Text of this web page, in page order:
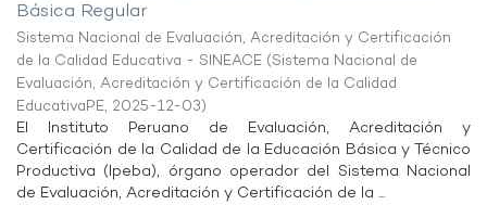
Básica Regular
Sistema Nacional de Evaluación, Acreditación y Certificación
de la Calidad Educativa - SINEACE (Sistema Nacional de
Evaluación, Acreditación y Certificación de la Calidad
EducativaPE, 2025-12-03)
El Instituto Peruano de Evaluación, Acreditación y
Certificación de la Calidad de la Educación Básica y Técnico
Productiva (Ipeba), órgano operador del Sistema Nacional
de Evaluación, Acreditación y Certificación de la ...